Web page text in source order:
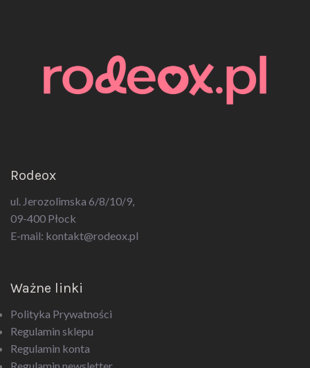
Rodeox
ul. Jerozolimska 6/8/10/9,
09-400 Płock
E-mail: kontakt@rodeox.pl
Ważne linki
Polityka Prywatności
Regulamin sklepu
Regulamin konta